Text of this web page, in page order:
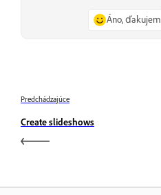
Áno, ďakujem
Predchádzajúce
Create slideshows